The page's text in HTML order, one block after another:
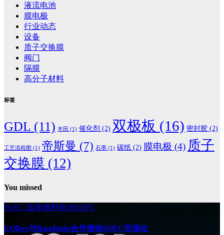
液流电池
膜电极
行业动态
设备
质子交换膜
阀门
隔膜
高分子材料
标签
GDL (11) 丰田 (1) 催化剂 (2) 双极板 (16) 密封胶 (2)
工艺流程图 (1) 帝斯曼 (7) 石墨 (1) 碳纸 (2) 膜电极 (4) 质子
交换膜 (12)
You missed
SOEC 固体燃料电池SOFC
EODev与Baudouin合作推动SOFC市场化